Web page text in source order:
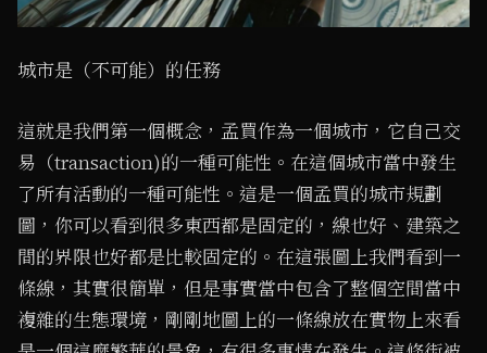
城市是（不可能）的任務
這就是我們第一個概念，孟買作為一個城市，它自己交
易（transaction)的一種可能性。在這個城市當中發生
了所有活動的一種可能性。這是一個孟買的城市規劃
圖，你可以看到很多東西都是固定的，線也好、建築之
間的界限也好都是比較固定的。在這張圖上我們看到一
條線，其實很簡單，但是事實當中包含了整個空間當中
複雜的生態環境，剛剛地圖上的一條線放在實物上來看